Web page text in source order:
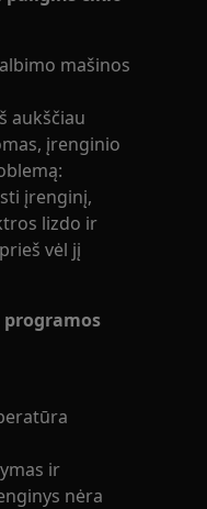
mašinos
aukščiau
įrenginio
įrenginį,
lizdo ir
vėl jį
ir
nėra